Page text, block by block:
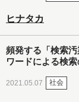
ヒナタカ
頻発する「検索
ワードによる検
2021.05.07 社会